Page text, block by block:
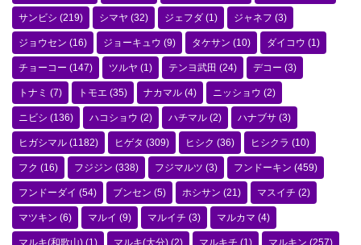
サンビシ (219) シマヤ (32) ジェフダ (1) ジャネフ (3)
ジョウセン (16) ジョーキュウ (9) タケサン (10) ダイコウ (1)
チョーコー (147) ツルヤ (1) テンヨ武田 (24) デコー (3)
トナミ (7) トモエ (35) ナカマル (4) ニッショウ (2)
ニビシ (136) ハコショウ (2) ハチマル (2) ハナブサ (3)
ヒガシマル (1182) ヒゲタ (309) ヒシク (36) ヒシクラ (10)
フク (16) フジジン (338) フジマルツ (3) フンドーキン (459)
フンドーダイ (54) ブンセン (5) ホシサン (21) マスイチ (2)
マツキン (6) マルイ (9) マルイチ (3) マルカマ (4)